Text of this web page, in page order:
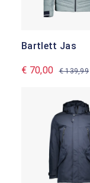
Bartlett Jas
€ 70,00 € 139,99